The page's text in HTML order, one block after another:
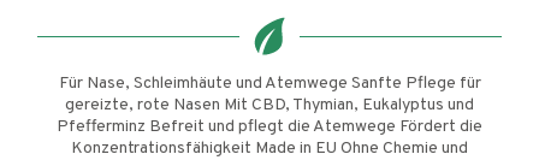
Für Nase, Schleimhäute und Atemwege Sanfte Pflege für
gereizte, rote Nasen Mit CBD, Thymian, Eukalyptus und
Pfefferminz Befreit und pflegt die Atemwege Fördert die
Konzentrationsfähigkeit Made in EU Ohne Chemie und